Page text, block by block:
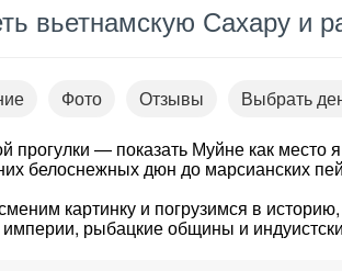
вьетнамскую Сахару и
Фото Отзывы
Выбрать
прогулки — показать Муйне как
белоснежных дюн до марсианских
картинку и погрузимся в
рыбацкие общины и